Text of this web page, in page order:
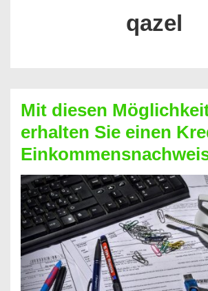
qazel
Mit diesen
erhalten Sie einen